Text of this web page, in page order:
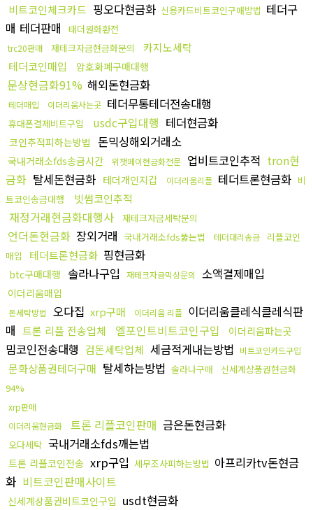
비트코인체크카드 핑오다현금화 신용카드비트코인구매방법 테더구
매 테더판매
태더원화환전
trc20판매 재테크자금현금화문의
카지노세탁
테더코인매입
암호화폐구매대행
문상현금화91% 해외돈현금화
테더매입 이더리움사는곳 테더무통테더전송대행
휴대폰결제비트구입 usdc구입대행 테더현금화
코인추적피하는방법 돈믹싱해외거래소
국내거래소fds송금시간 위챗페이현금화전문 업비트코인추적 tron현
금화 탈세돈현금화 테더개인지갑 이더리움리플 테더트론현금화 비
트코인송금대행
빗썸코인추적
재정거래현금화대행사 재테크자금세탁문의
언더돈현금화 장외거래 국내거래소fds뚫는법 테더대리송금
리플코인
매입
테더트론현금화 핑현금화
btc구매대행 솔라나구입 재테크자금믹싱문의 소액결제매입
이더리움매입
돈세탁방법 오다집 xrp구매 이더리움 리플 이더리움클레식클레식판
매 트론 리플 전송업체 엘포인트비트코인구입 이더리움파는곳
밈코인전송대행 검돈세탁업체 세금적게내는방법 비트코인카드구입
문화상품권테더구매 탈세하는방법 솔라나구매
신세계상품권현금화
94%
xrp판매
이더리움현금화
트론 리플코인판매 금은돈현금화
오다세탁 국내거래소fds깨는법
트론 리플코인전송 xrp구입 세무조사피하는방법 아프리카tv돈현금
화 비트코인판매사이트
신세계상품권비트코인구입 usdt현금화